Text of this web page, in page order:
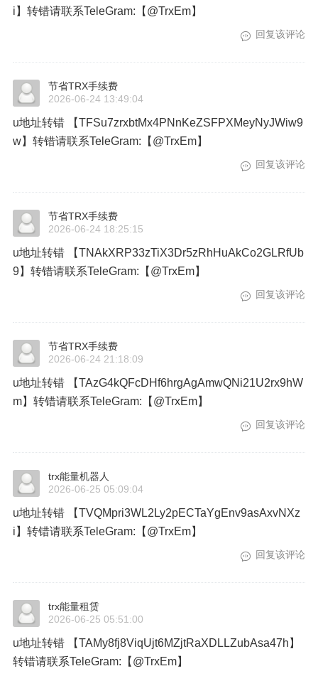
i】转错请联系TeleGram:【@TrxEm】
回复该评论
节省TRX手续费
2026-06-24 13:49:04
u地址转错 【TFSu7zrxbtMx4PNnKeZSFPXMeyNyJWiw9
w】转错请联系TeleGram:【@TrxEm】
回复该评论
节省TRX手续费
2026-06-24 18:25:15
u地址转错 【TNAkXRP33zTiX3Dr5zRhHuAkCo2GLRfUb
9】转错请联系TeleGram:【@TrxEm】
回复该评论
节省TRX手续费
2026-06-24 21:18:09
u地址转错 【TAzG4kQFcDHf6hrgAgAmwQNi21U2rx9hW
m】转错请联系TeleGram:【@TrxEm】
回复该评论
trx能量机器人
2026-06-25 05:09:04
u地址转错 【TVQMpri3WL2Ly2pECTaYgEnv9asAxvNXz
i】转错请联系TeleGram:【@TrxEm】
回复该评论
trx能量租赁
2026-06-25 05:51:00
u地址转错 【TAMy8fj8ViqUjt6MZjtRaXDLLZubAsa47h】
转错请联系TeleGram:【@TrxEm】